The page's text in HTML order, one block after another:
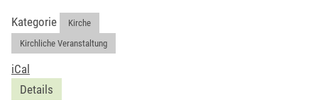
Kategorie Kirche
Kirchliche Veranstaltung
iCal
Details